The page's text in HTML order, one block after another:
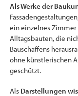
Als Werke der
ein einzelnes
Alltagsbauten, die
Bauschaffens
ohne künstlerischen
geschützt.
Als Darstellungen